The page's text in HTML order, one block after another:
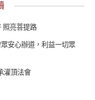
照亮菩提路
安心辦道，利益一切眾
灌頂法會